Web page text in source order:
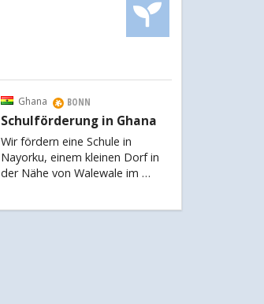
Ghana BONN
Schulförderung in Ghana
Wir fördern eine Schule in
Nayorku, einem kleinen Dorf in
der Nähe von Walewale im …